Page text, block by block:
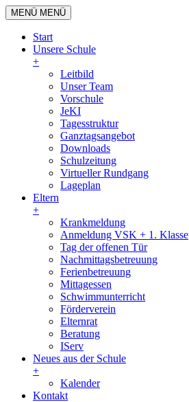
MENÜ MENÜ
Start
Unsere Schule
+
Leitbild
Unser Team
Vorschule
JeKI
Tagesstruktur
Ganztagsangebot
Downloads
Schulzeitung
Virtueller Rundgang
Lageplan
Eltern
+
Krankmeldung
Anmeldung VSK + 1. Klasse
Tag der offenen Tür
Nachmittagsbetreuung
Ferienbetreuung
Mittagessen
Schwimmunterricht
Förderverein
Elternrat
Beratung
IServ
Neues aus der Schule
+
Kalender
Kontakt